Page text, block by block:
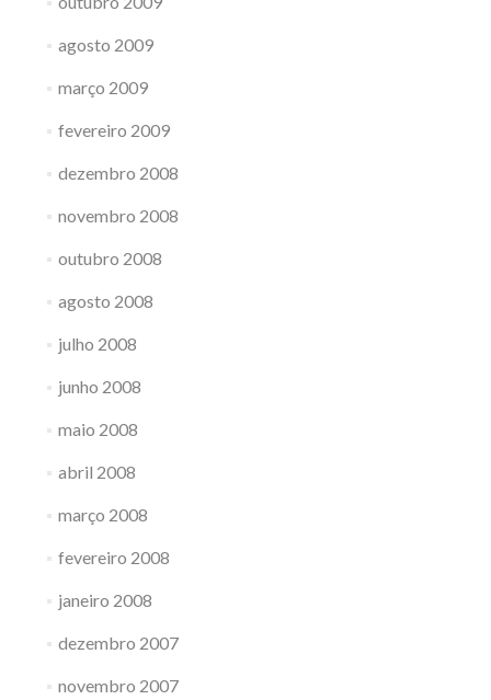
agosto 2009
março 2009
fevereiro 2009
dezembro 2008
novembro 2008
outubro 2008
agosto 2008
julho 2008
junho 2008
maio 2008
abril 2008
março 2008
fevereiro 2008
janeiro 2008
dezembro 2007
novembro 2007